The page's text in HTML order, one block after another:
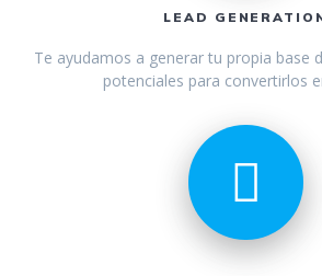
LEAD
Te ayudamos a generar tu propia base
potenciales para convertirlos